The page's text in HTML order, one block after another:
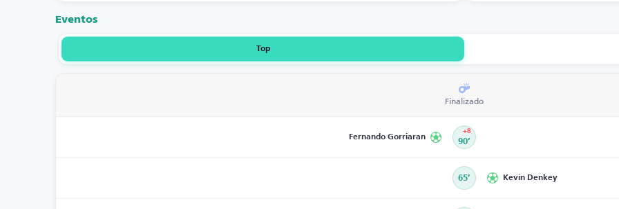
Eventos
Top
Finalizado
Fernando Gorriaran 90’
+8
65’ Kevin Denkey